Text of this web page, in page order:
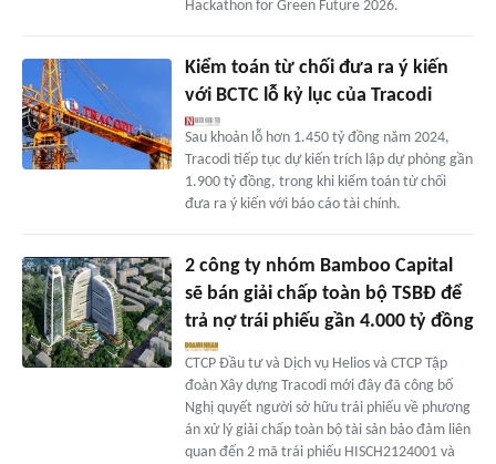
Hackathon for Green Future 2026.
Kiểm toán từ chối đưa ra ý kiến
với BCTC lỗ kỷ lục của Tracodi
Sau khoản lỗ hơn 1.450 tỷ đồng năm 2024,
Tracodi tiếp tục dự kiến trích lập dự phòng gần
1.900 tỷ đồng, trong khi kiểm toán từ chối
đưa ra ý kiến với báo cáo tài chính.
2 công ty nhóm Bamboo Capital
sẽ bán giải chấp toàn bộ TSBĐ để
trả nợ trái phiếu gần 4.000 tỷ đồng
CTCP Đầu tư và Dịch vụ Helios và CTCP Tập
đoàn Xây dựng Tracodi mới đây đã công bố
Nghị quyết người sở hữu trái phiếu về phương
án xử lý giải chấp toàn bộ tài sản bảo đảm liên
quan đến 2 mã trái phiếu HISCH2124001 và